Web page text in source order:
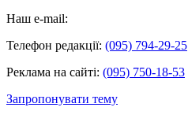
Наш e-mail:
Телефон редакції: (095) 794-29-25
Реклама на сайті: (095) 750-18-53
Запропонувати тему